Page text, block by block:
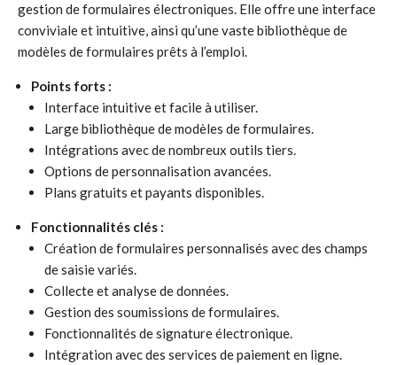
gestion de formulaires électroniques. Elle offre une interface
conviviale et intuitive, ainsi qu’une vaste bibliothèque de
modèles de formulaires prêts à l’emploi.
Points forts :
Interface intuitive et facile à utiliser.
Large bibliothèque de modèles de formulaires.
Intégrations avec de nombreux outils tiers.
Options de personnalisation avancées.
Plans gratuits et payants disponibles.
Fonctionnalités clés :
Création de formulaires personnalisés avec des champs
de saisie variés.
Collecte et analyse de données.
Gestion des soumissions de formulaires.
Fonctionnalités de signature électronique.
Intégration avec des services de paiement en ligne.